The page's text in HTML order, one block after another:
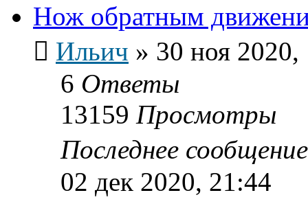
Нож обратным
Ильич » 30 ноя 2020,
6 Ответы
13159 Просмотры
Последнее
02 дек 2020, 21:44